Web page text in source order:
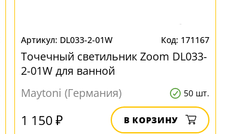
DL033-2-01W 171167
Точечный светильник Zoom DL033-
2-01W для ванной
Maytoni (Германия)
50 шт.
1 150 ₽ В КОРЗИНУ